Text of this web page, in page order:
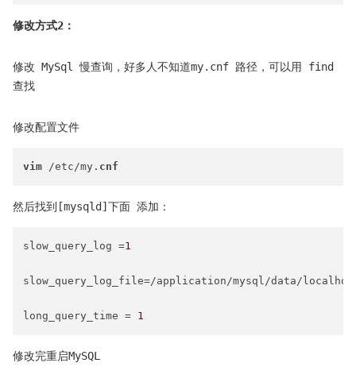
修改方式2：
修改 MySql 慢查询，好多人不知道my.cnf 路径，可以用 find
查找
修改配置文件
vim /etc/my. cnf
然后找到[mysqld]下面 添加：
slow_query_log =1
slow_query_log_file=/application/mysql/data/
long_query_time = 1
修改完重启MySQL